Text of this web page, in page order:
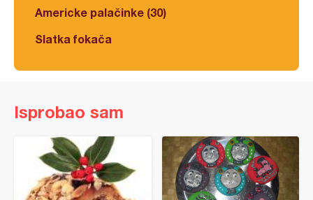
Americke palačinke (30)
Slatka fokača
Isprobao sam